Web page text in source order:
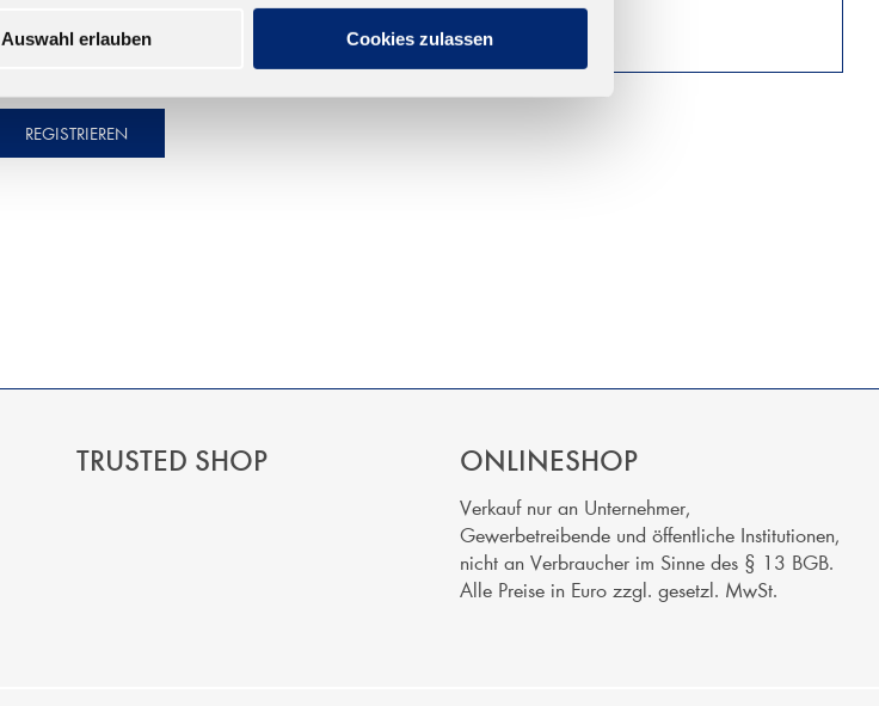
Auswahl erlauben Cookies zulassen
REGISTRIEREN
TRUSTED SHOP ONLINESHOP
Verkauf nur an Unternehmer,
Gewerbetreibende und öffentliche Institutionen,
nicht an Verbraucher im Sinne des § 13 BGB.
Alle Preise in Euro zzgl. gesetzl. MwSt.